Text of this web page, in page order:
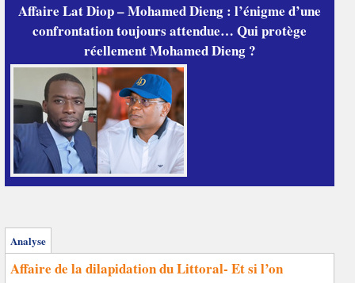
Affaire Lat Diop – Mohamed Dieng : l’énigme d’une
confrontation toujours attendue… Qui protège
réellement Mohamed Dieng ?
Analyse
Affaire de la dilapidation du Littoral- Et si l’on